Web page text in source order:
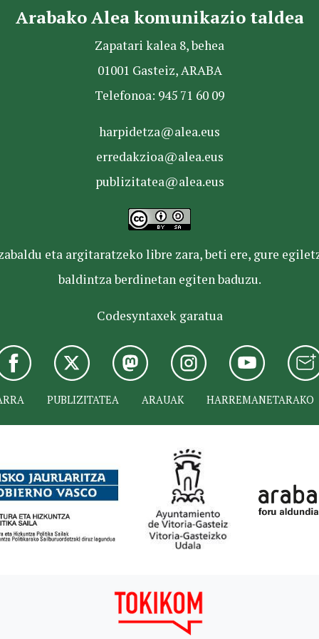
Arabako Alea komunikazio taldea
Zapatari kalea 8, behea
01001 Gasteiz, ARABA
Telefonoa: 945 71 60 09
harpidetza@alea.eus
erredakzioa@alea.eus
publizitatea@alea.eus
eta argitaratzeko libre zara, beti ere, gure
baldintza berdinetan egiten baduzu.
Codesyntaxek garatua
PUBLIZITATEA ARAUAK HARREMANETARAKO